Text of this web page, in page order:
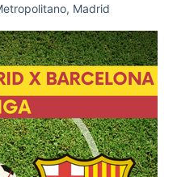
Madrid